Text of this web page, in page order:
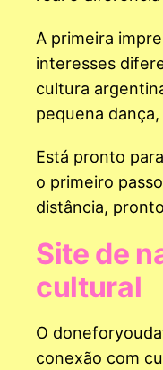
A primeira
interesses
cultura
pequena
Está pronto
o primeiro
distância,
Site de
cultural
O
conexão com